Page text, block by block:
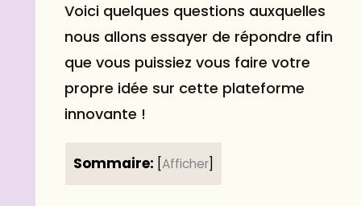
Voici quelques questions auxquelles
nous allons essayer de répondre afin
que vous puissiez vous faire votre
propre idée sur cette plateforme
innovante !
Sommaire: Afficher